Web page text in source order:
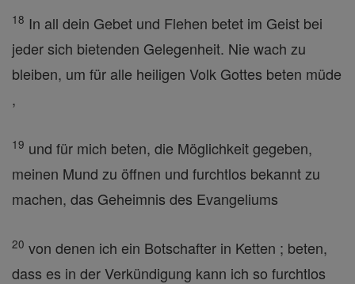
18 In all dein Gebet und Flehen betet im Geist bei
jeder sich bietenden Gelegenheit. Nie wach zu
bleiben, um für alle heiligen Volk Gottes beten müde
,
19 und für mich beten, die Möglichkeit gegeben,
meinen Mund zu öffnen und furchtlos bekannt zu
machen, das Geheimnis des Evangeliums
20 von denen ich ein Botschafter in Ketten ; beten,
dass es in der Verkündigung kann ich so furchtlos